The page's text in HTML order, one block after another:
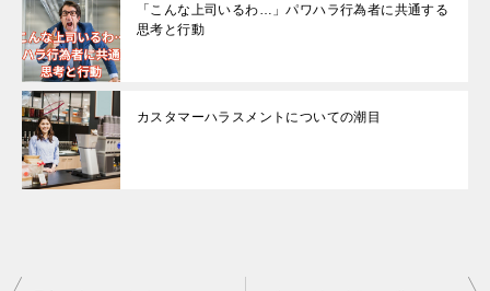
「こんな上司いるわ…」パワハラ行為者に共通する
思考と行動
カスタマーハラスメントについての潮目